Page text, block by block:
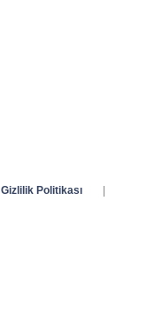
Gizlilik Politikası
|